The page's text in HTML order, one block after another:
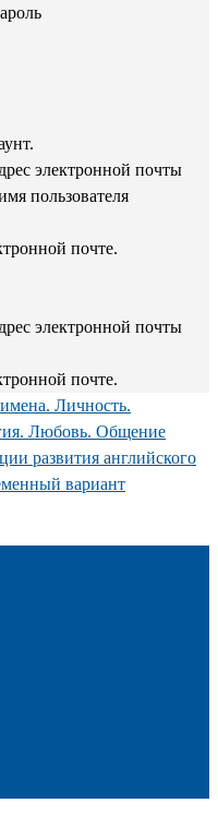
электронной почты
пользователя
почте.
электронной почты
почте.
развития английского
вариант